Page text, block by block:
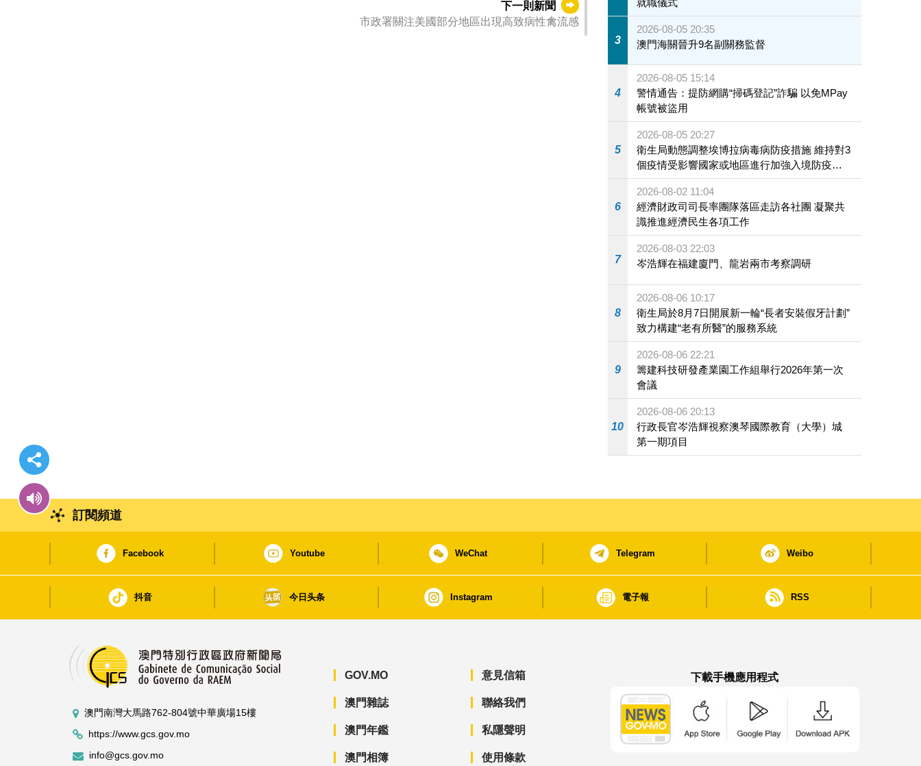
下一則新聞
市政署關注美國部分地區出現高致病性禽流感
3
2026-08-05 20:35
澳門海關晉升9名副關務監督
4
2026-08-05 15:14
警情通告：提防網購“掃碼登記”詐騙 以免MPay
帳號被盜用
5
2026-08-05 20:27
衛生局動態調整埃博拉病毒病防疫措施 維持對3
個疫情受影響國家或地區進行加強入境防疫措
施
6
2026-08-02 11:04
經濟財政司司長率團隊落區走訪各社團 凝聚共
識推進經濟民生各項工作
7
2026-08-03 22:03
岑浩輝在福建廈門、龍岩兩市考察調研
8
2026-08-06 10:17
衛生局於8月7日開展新一輪“長者安裝假牙計劃”
致力構建“老有所醫”的服務系統
9
2026-08-06 22:21
籌建科技研發產業園工作組舉行2026年第一次
會議
10
2026-08-06 20:13
行政長官岑浩輝視察澳琴國際教育（大學）城
第一期項目
訂閱頻道
Facebook Youtube WeChat Telegram Weibo
抖音 今日头条 Instagram 電子報 RSS
澳門南灣大馬路762-804號中華廣場15樓
https://www.gcs.gov.mo
info@gcs.gov.mo
GOV.MO
澳門雜誌
澳門年鑑
澳門相簿
意見信箱
聯絡我們
私隱聲明
使用條款
下載手機應用程式